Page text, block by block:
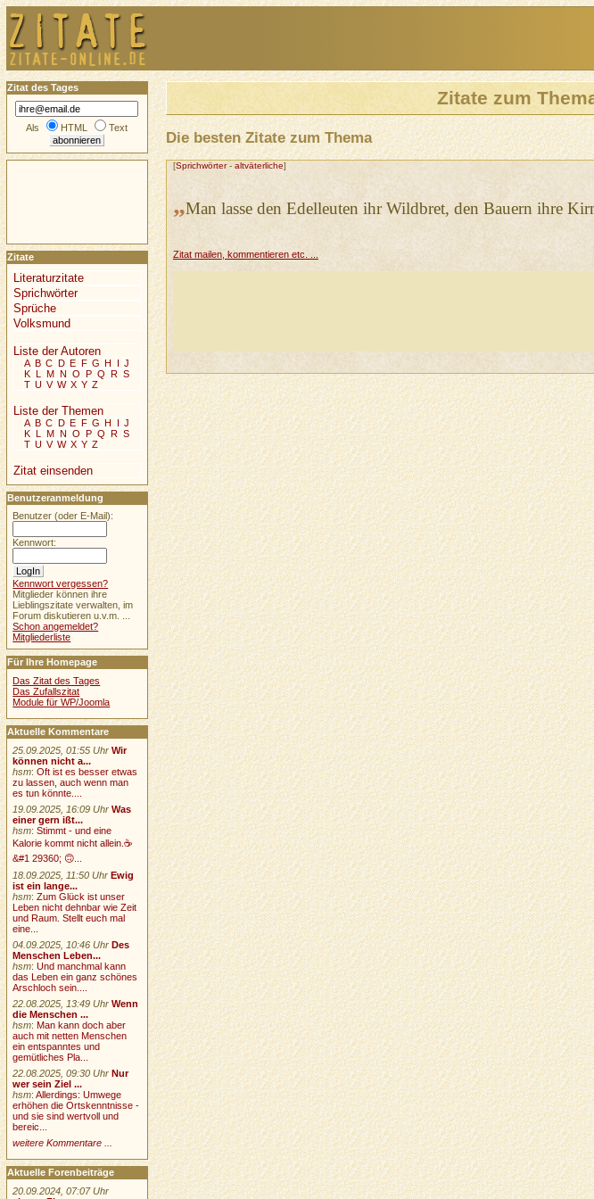
Zitate zum
Die besten Zitate zum Thema
[Sprichwörter- altväterliche]
„Man lasse den Edelleuten ihr Wildbret, den Bauern ihre
Zitat mailen, kommentieren etc. ...
Zitat des Tages
Als HTML Text
Zitate
Literaturzitate
Sprichwörter
Sprüche
Volksmund
Liste der Autoren
A B C D E F G H I J
K L M N O P Q R S
T U V W X Y Z
Liste der Themen
A B C D E F G H I J
K L M N O P Q R S
T U V W X Y Z
Zitat einsenden
Benutzeranmeldung
Benutzer (oder E-Mail):
Kennwort:
Kennwort vergessen?
Mitglieder können ihre
Lieblingszitate verwalten, im
Forum diskutieren u.v.m. ...
Schon angemeldet?
Mitgliederliste
Für Ihre Homepage
Das Zitat des Tages
Das Zufallszitat
Module für WP/Joomla
Aktuelle Kommentare
25.09.2025, 01:55 Uhr Wir
können nicht a...
hsm:Oft ist es besser etwas
zu lassen, auch wenn man
es tun könnte....
19.09.2025, 16:09 Uhr Was
einer gern ißt...
hsm:Stimmt - und eine
Kalorie kommt nicht allein.☕
&#1 29360; 🙃...
18.09.2025, 11:50 Uhr Ewig
ist ein lange...
hsm:Zum Glück ist unser
Leben nicht dehnbar wie Zeit
und Raum. Stellt euch mal
eine...
04.09.2025, 10:46 Uhr Des
Menschen Leben...
hsm:Und manchmal kann
das Leben ein ganz schönes
Arschloch sein....
22.08.2025, 13:49 Uhr Wenn
die Menschen ...
hsm:Man kann doch aber
auch mit netten Menschen
ein entspanntes und
gemütliches Pla...
22.08.2025, 09:30 Uhr Nur
wer sein Ziel ...
hsm:Allerdings: Umwege
erhöhen die Ortskenntnisse -
und sie sind wertvoll und
bereic...
weitere Kommentare ...
Aktuelle Forenbeiträge
20.09.2024, 07:07 Uhr